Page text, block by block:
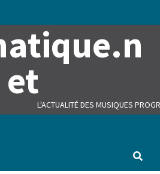
et
L'ACTUALITÉ DES MUSIQUES